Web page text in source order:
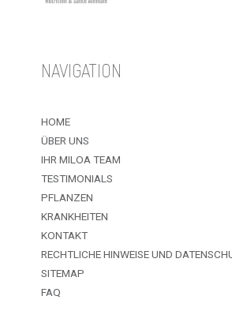
NAVIGATION
HOME
ÜBER UNS
IHR MILOA TEAM
TESTIMONIALS
PFLANZEN
KRANKHEITEN
KONTAKT
RECHTLICHE HINWEISE UND
SITEMAP
FAQ